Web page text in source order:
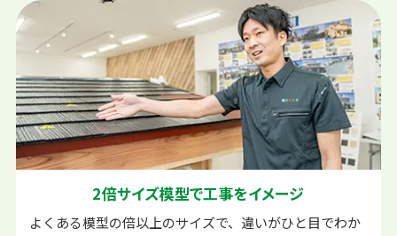
2倍サイズ模型で工事をイメージ
よくある模型の倍以上のサイズで、違いがひと目でわか